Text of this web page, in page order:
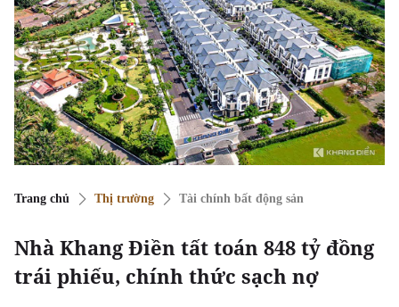
Trang chủ Thị trường Tài chính bất động sản
Nhà Khang Điền tất toán 848 tỷ đồng
trái phiếu, chính thức sạch nợ